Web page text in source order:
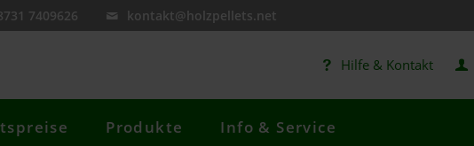
7409626 kontakt@holzpellets.net
Hilfe & Kontakt
Produkte Info & Service